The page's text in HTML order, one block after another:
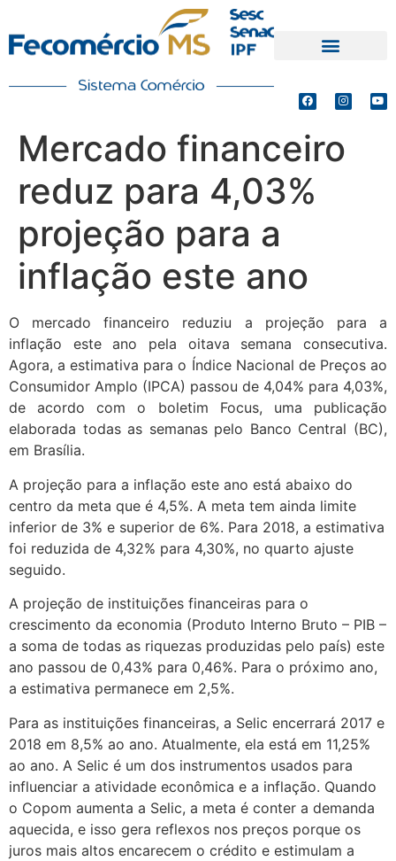
Mercado financeiro
reduz para 4,03%
projeção para a
inflação este ano
O mercado financeiro reduziu a projeção para a
inflação este ano pela oitava semana consecutiva.
Agora, a estimativa para o Índice Nacional de Preços ao
Consumidor Amplo (IPCA) passou de 4,04% para 4,03%,
de acordo com o boletim Focus, uma publicação
elaborada todas as semanas pelo Banco Central (BC),
em Brasília.
A projeção para a inflação este ano está abaixo do
centro da meta que é 4,5%. A meta tem ainda limite
inferior de 3% e superior de 6%. Para 2018, a estimativa
foi reduzida de 4,32% para 4,30%, no quarto ajuste
seguido.
A projeção de instituições financeiras para o
crescimento da economia (Produto Interno Bruto – PIB –
a soma de todas as riquezas produzidas pelo país) este
ano passou de 0,43% para 0,46%. Para o próximo ano,
a estimativa permanece em 2,5%.
Para as instituições financeiras, a Selic encerrará 2017 e
2018 em 8,5% ao ano. Atualmente, ela está em 11,25%
ao ano. A Selic é um dos instrumentos usados para
influenciar a atividade econômica e a inflação. Quando
o Copom aumenta a Selic, a meta é conter a demanda
aquecida, e isso gera reflexos nos preços porque os
juros mais altos encarecem o crédito e estimulam a